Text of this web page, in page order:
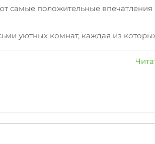
самые положительные
уютных комнат, каждая из
номеров также имеют выход